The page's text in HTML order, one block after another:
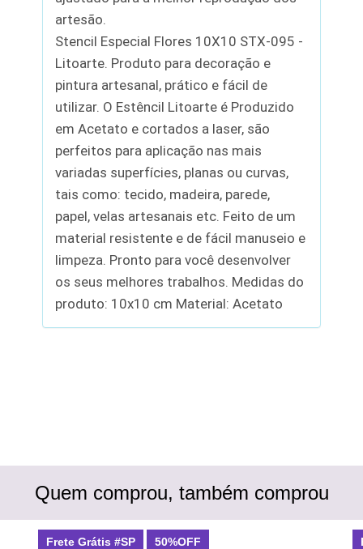
artesão.
Stencil Especial Flores 10X10 STX-095 -
Litoarte. Produto para decoração e
pintura artesanal, prático e fácil de
utilizar. O Estêncil Litoarte é Produzido
em Acetato e cortados a laser, são
perfeitos para aplicação nas mais
variadas superfícies, planas ou curvas,
tais como: tecido, madeira, parede,
papel, velas artesanais etc. Feito de um
material resistente e de fácil manuseio e
limpeza. Pronto para você desenvolver
os seus melhores trabalhos. Medidas do
produto: 10x10 cm Material: Acetato
Quem comprou, também comprou
Frete Grátis #SP 50%OFF